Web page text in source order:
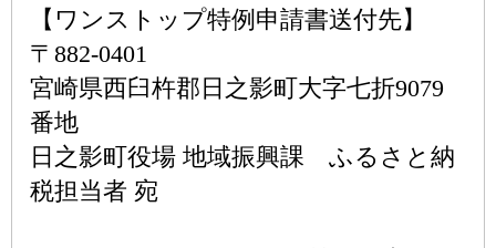
【ワンストップ特例申請書送付先】
〒882-0401
宮崎県西臼杵郡日之影町大字七折9079
番地
日之影町役場 地域振興課 ふるさと納
税担当者 宛